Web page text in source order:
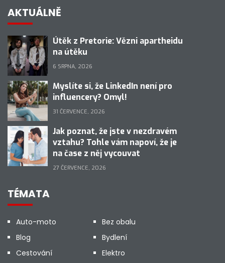
AKTUÁLNĚ
Útěk z Pretorie: Vězni apartheidu
na útěku
6 SRPNA, 2026
Myslíte si, že LinkedIn není pro
influencery? Omyl!
31 ČERVENCE, 2026
Jak poznat, že jste v nezdravém
vztahu? Tohle vám napoví, že je
na čase z něj vycouvat
27 ČERVENCE, 2026
TÉMATA
Auto-moto
Bez obalu
Blog
Bydlení
Cestování
Elektro